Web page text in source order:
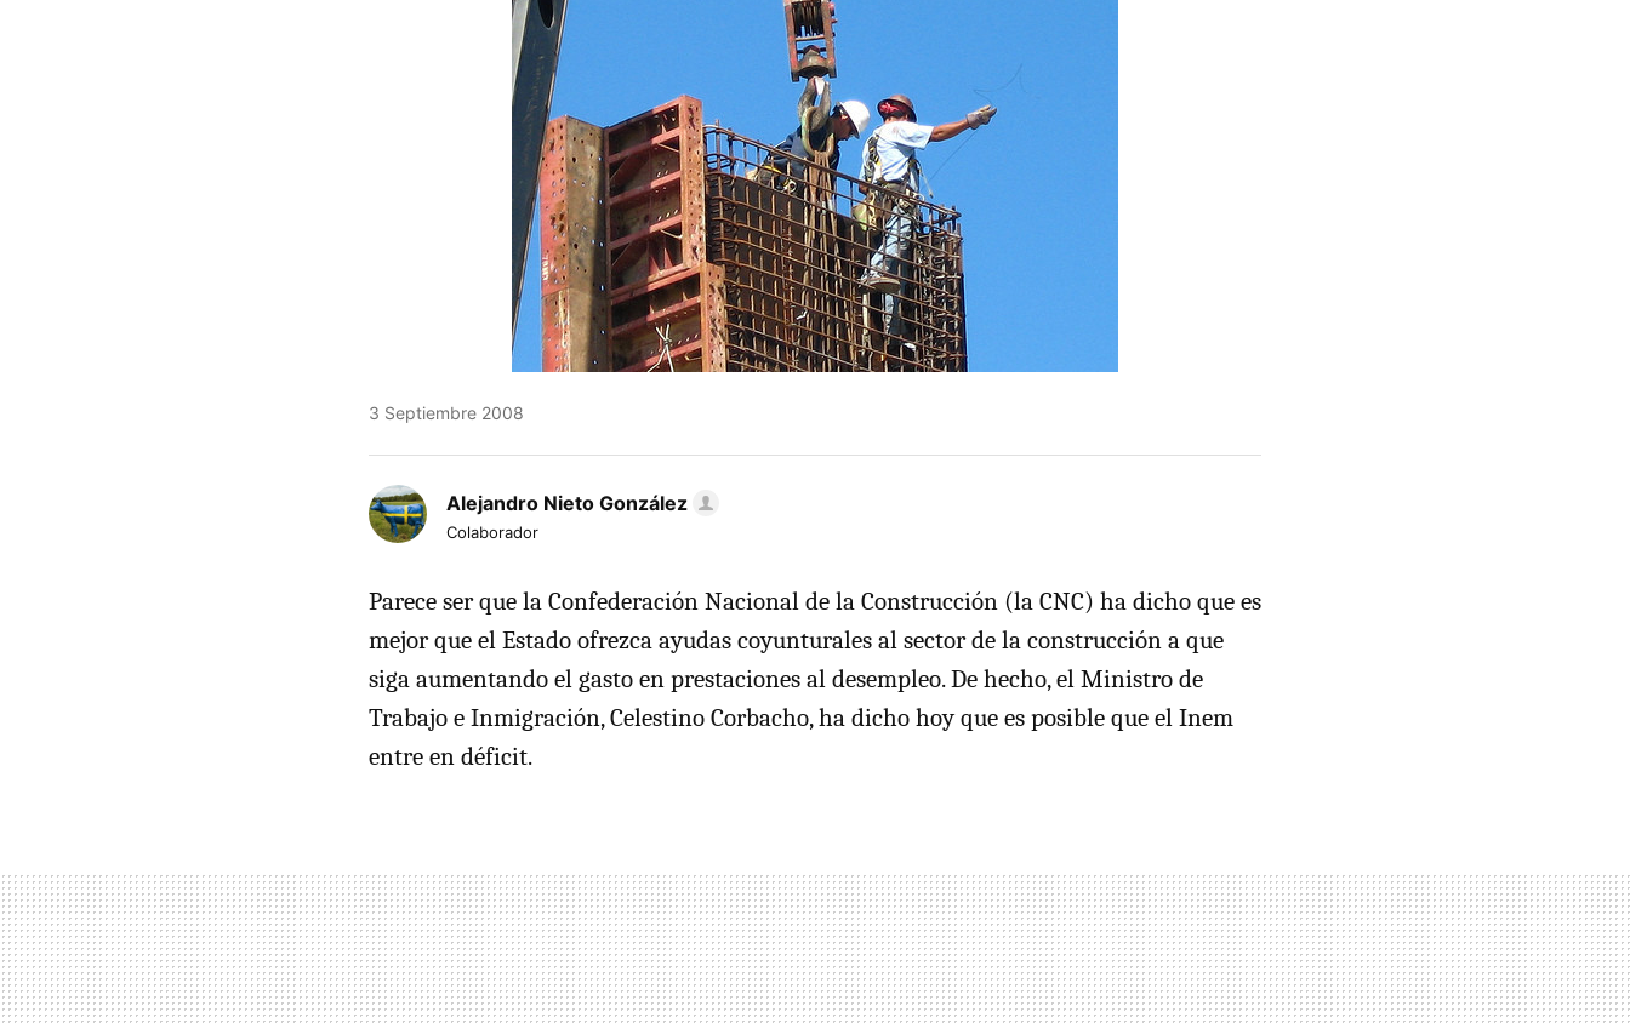
3 Septiembre 2008
Alejandro Nieto González
Colaborador
Parece ser que la Confederación Nacional de la Construcción (la CNC) ha dicho que es
mejor que el Estado ofrezca ayudas coyunturales al sector de la construcción a que
siga aumentando el gasto en prestaciones al desempleo. De hecho, el Ministro de
Trabajo e Inmigración, Celestino Corbacho, ha dicho hoy que es posible que el Inem
entre en déficit.